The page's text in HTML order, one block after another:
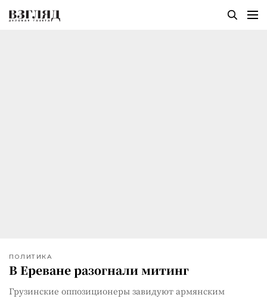
ПОЛИТИКА
В Ереване разогнали митинг
Грузинские оппозиционеры завидуют армянским